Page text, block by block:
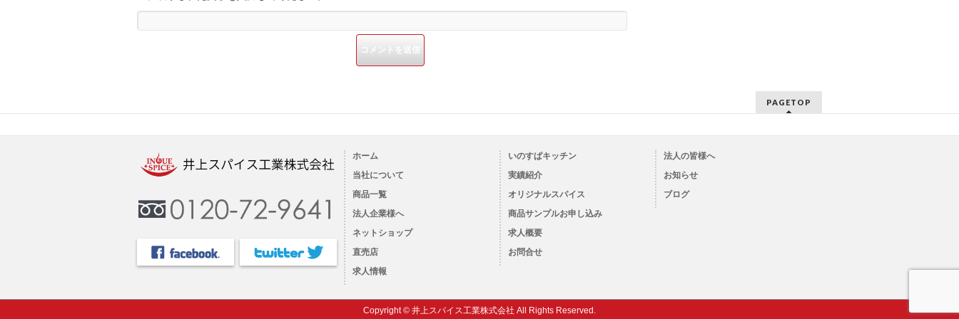
PAGETOP
ホーム
当社について
商品一覧
法人企業様へ
ネットショップ
直売店
求人情報
いのすぱキッチン
実績紹介
オリジナルスパイス
商品サンプルお申し込み
求人概要
お問合せ
法人の皆様へ
お知らせ
ブログ
Copyright © 井上スパイス工業株式会社 All Rights Reserved.